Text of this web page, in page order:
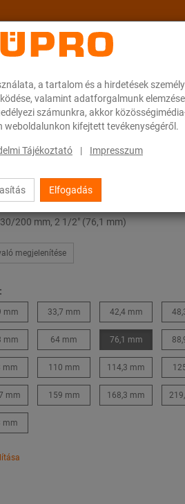
a tartalom és a hirdetések
valamint adatforgalmunk
számunkra, akkor
kifejtett tevékenységéről.
Tájékoztató | Impresszum
Elfogadás
Karrier Downloads
betétek
200 mm, 2 1/2" (76,1 mm)
megjelenítése
mm 33,7 mm 42,4 mm
mm 64 mm 76,1 mm
mm 110 mm 114,3 mm
mm 159 mm 168,3 mm
mm